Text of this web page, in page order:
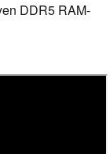
DDR5 RAM-